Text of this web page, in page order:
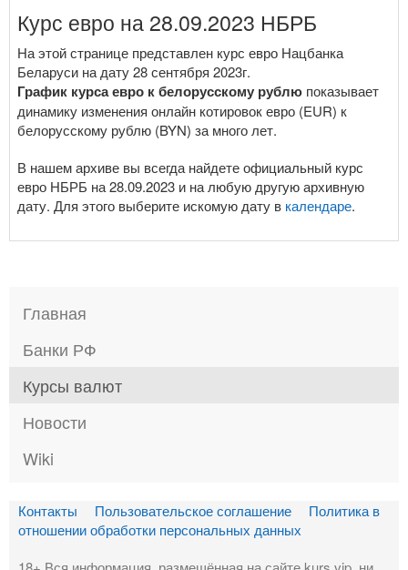
Курс евро на 28.09.2023 НБРБ
На этой странице представлен курс евро Нацбанка
Беларуси на дату 28 сентября 2023г.
График курса евро к белорусскому рублю показывает
динамику изменения онлайн котировок евро (EUR) к
белорусскому рублю (BYN) за много лет.
В нашем архиве вы всегда найдете официальный курс
евро НБРБ на 28.09.2023 и на любую другую архивную
дату. Для этого выберите искомую дату в календаре.
Главная
Банки РФ
Курсы валют
Новости
Wiki
Контакты Пользовательское соглашение
Политика в
отношении обработки персональных данных